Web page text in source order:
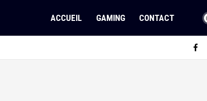
ACCUEIL GAMING CONTACT